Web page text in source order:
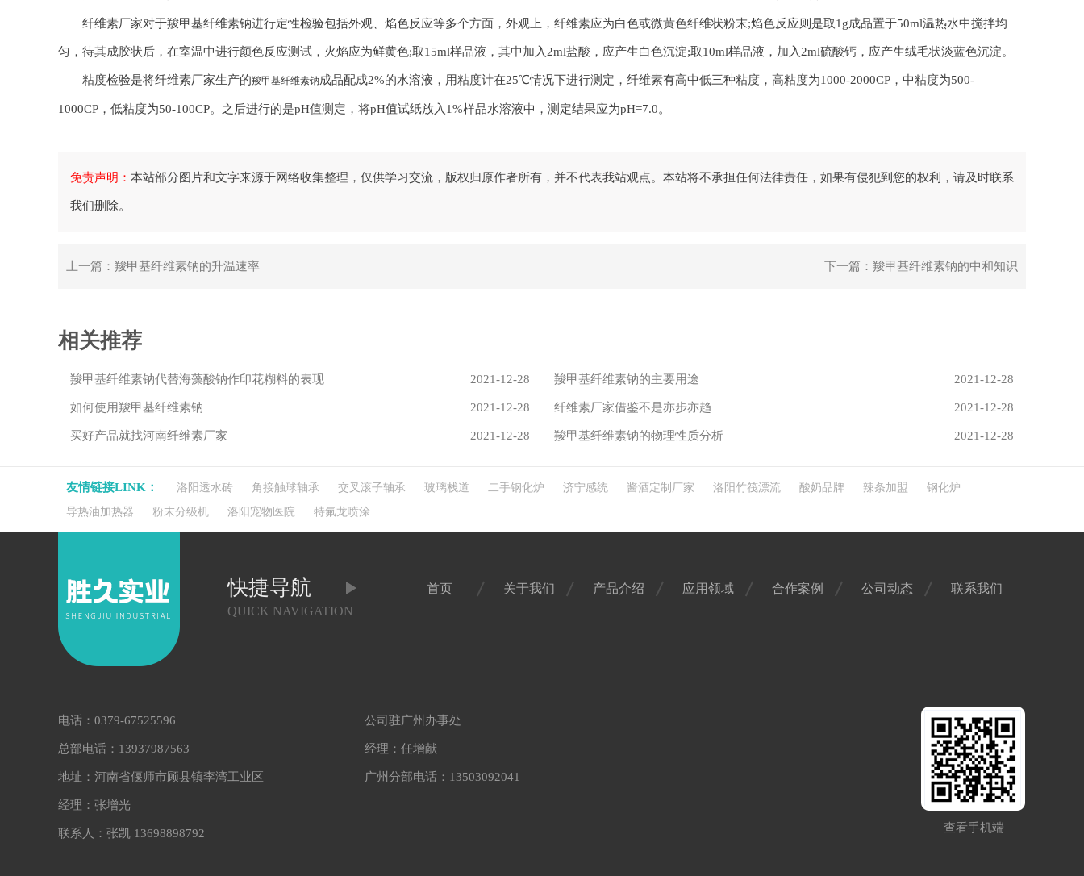
纤维素厂家对于羧甲基纤维素钠进行定性检验包括外观、焰色反应等多个方面，外观上，纤维素应为白色或微黄色纤维状粉末;焰色反应则是取1g成品置于50ml温热水中搅拌均
匀，待其成胶状后，在室温中进行颜色反应测试，火焰应为鲜黄色;取15ml样品液，其中加入2ml盐酸，应产生白色沉淀;取10ml样品液，加入2ml硫酸钙，应产生绒毛状淡蓝色沉淀。
粘度检验是将纤维素厂家生产的羧甲基纤维素钠成品配成2%的水溶液，用粘度计在25℃情况下进行测定，纤维素有高中低三种粘度，高粘度为1000-2000CP，中粘度为500-
1000CP，低粘度为50-100CP。之后进行的是pH值测定，将pH值试纸放入1%样品水溶液中，测定结果应为pH=7.0。
免责声明： 本站部分图片和文字来源于网络收集整理，仅供学习交流，版权归原作者所有，并不代表我站观点。本站将不承担任何法律责任，如果有侵犯到您的权利，请及时联系
我们删除。
上一篇： 羧甲基纤维素钠的升温速率 下一篇： 羧甲基纤维素钠的中和知识
相关推荐
羧甲基纤维素钠代替海藻酸钠作印花糊料的表现 2021-12-28 羧甲基纤维素钠的主要用途 2021-12-28
如何使用羧甲基纤维素钠 2021-12-28 纤维素厂家借鉴不是亦步亦趋 2021-12-28
买好产品就找河南纤维素厂家 2021-12-28 羧甲基纤维素钠的物理性质分析 2021-12-28
友情链接LINK： 洛阳透水砖 角接触球轴承 交叉滚子轴承 玻璃栈道 二手钢化炉 济宁感统 酱酒定制厂家 洛阳竹筏漂流 酸奶品牌 辣条加盟
钢化炉
导热油加热器
粉末分级机 洛阳宠物医院 特氟龙喷涂
快捷导航
QUICK NAVIGATION
首页 关于我们 产品介绍 应用领域 合作案例 公司动态 联系我们
电话：0379-67525596
总部电话：13937987563
地址：河南省偃师市顾县镇李湾工业区
经理：张增光
联系人：张凯 13698898792
公司驻广州办事处
经理：任增献
广州分部电话：13503092041
查看手机端